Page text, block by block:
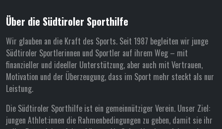
Über die Südtiroler Sporthilfe
Wir glauben an die Kraft des Sports. Seit 1987 begleiten wir junge
Südtiroler Sportlerinnen und Sportler auf ihrem Weg – mit
finanzieller und ideeller Unterstützung, aber auch mit Vertrauen,
Motivation und der Überzeugung, dass im Sport mehr steckt als nur
Leistung.
Die Südtiroler Sporthilfe ist ein gemeinnütziger Verein. Unser Ziel:
jungen Athlet:innen die Rahmenbedingungen zu geben, damit sie ihr